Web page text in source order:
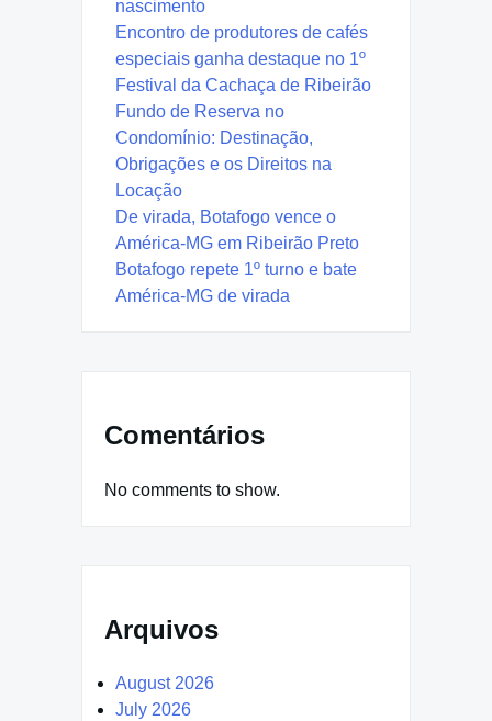
nascimento
Encontro de produtores de cafés
especiais ganha destaque no 1º
Festival da Cachaça de Ribeirão
Fundo de Reserva no
Condomínio: Destinação,
Obrigações e os Direitos na
Locação
De virada, Botafogo vence o
América-MG em Ribeirão Preto
Botafogo repete 1º turno e bate
América-MG de virada
Comentários
No comments to show.
Arquivos
August 2026
July 2026